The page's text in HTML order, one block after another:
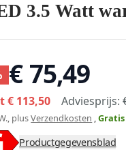
3.5 Watt
€ 75,49
€ 113,50 Adviesprijs:
plusVerzendkosten ,
Productgegevensblad